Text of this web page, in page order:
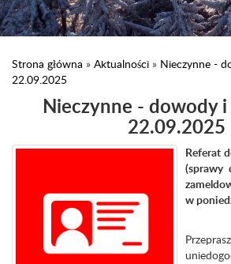
Strona główna » Aktualności » Nieczynne -
22.09.2025
Nieczynne - dowody
22.09.2025
Referat
(sprawy
w